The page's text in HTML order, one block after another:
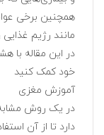
همچنین برخی
مانند رژیم
در این مقاله با
خود کمک کنید
آموزش مغزی
در یک روش مشابه
دارد تا از آن